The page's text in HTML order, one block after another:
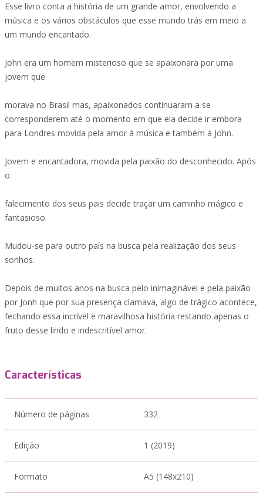
Esse livro conta a história de um grande amor, envolvendo a
música e os vários obstáculos que esse mundo trás em meio a
um mundo encantado.
John era um homem misterioso que se apaixonara por uma
jovem que
morava no Brasil mas, apaixonados continuaram a se
corresponderem até o momento em que ela decide ir embora
para Londres movida pela amor à música e também à John.
Jovem e encantadora, movida pela paixão do desconhecido. Após
o
falecimento dos seus pais decide traçar um caminho mágico e
fantasioso.
Mudou-se para outro país na busca pela realização dos seus
sonhos.
Depois de muitos anos na busca pelo inimaginável e pela paixão
por Jonh que por sua presença clamava, algo de trágico acontece,
fechando essa incrível e maravilhosa história restando apenas o
fruto desse lindo e indescritível amor.
Características
Número de páginas 332
Edição 1 (2019)
Formato A5 (148x210)